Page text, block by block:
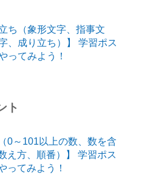
ち（象形文字、指事文
、成り立ち）】 学習ポス
ってみよう！
ト
0～101以上の数、数を含
え方、順番）】 学習ポス
ってみよう！